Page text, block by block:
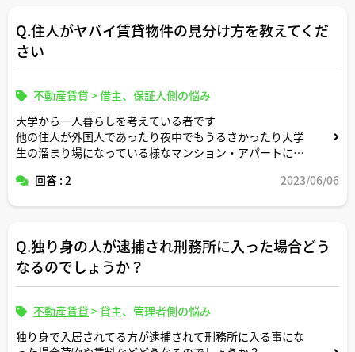
Q.住人がヤバイ賃貸物件の見分け方を教えてくだ
さい
不動産賃貸 >借主、保証人側の悩み
大学から一人暮らしを考えている者です
他の住人が外国人であったり夜中でもうるさかったり大学
生の溜まり場になっている様なマンション・アパートに住
事前に見分ける方法などありますでしょうか？
回答 : 2 2023/06/06
Q.独り身の人が逮捕され刑務所に入った場合どう
なるのでしょうか？
不動産賃貸 >貸主、管理者側の悩み
独り身で入居されてる方が逮捕されて刑務所に入る事にな